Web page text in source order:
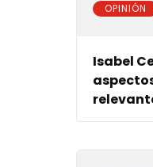
OPINIÓN
Isabel